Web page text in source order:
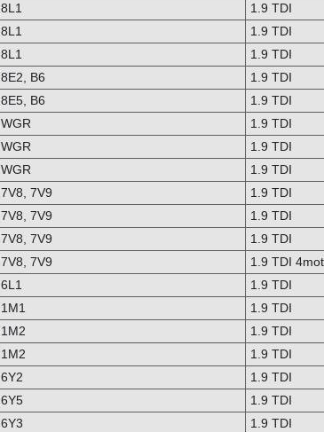
8L1 1.9 TDI
8L1 1.9 TDI
8L1 1.9 TDI
8E2, B6 1.9 TDI
8E5, B6 1.9 TDI
WGR 1.9 TDI
WGR 1.9 TDI
WGR 1.9 TDI
7V8, 7V9 1.9 TDI
7V8, 7V9 1.9 TDI
7V8, 7V9 1.9 TDI
7V8, 7V9 1.9 TDI
6L1 1.9 TDI
1M1 1.9 TDI
1M2 1.9 TDI
1M2 1.9 TDI
6Y2 1.9 TDI
6Y5 1.9 TDI
6Y3 1.9 TDI